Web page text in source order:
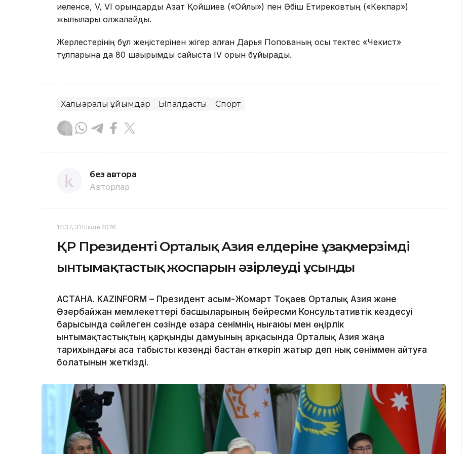
иеленсе, V, VI орындарды Азат Қойшиев («Ойлы») пен Әбіш Етирековтың («Көкпар»)
жылқылары олжалайды.
Жерлестерінің бұл жеңістерінен жігер алған Дарья Попованың осы тектес «Чекист»
тұлпарына да 80 шақырымдық сайыста IV орын бұйырады.
Халықаралық ұйымдар Ықпалдастық Спорт
без автора
Авторлар
14:37, 31 Шілде 2026
ҚР Президенті Орталық Азия елдеріне ұзақмерзімді
ынтымақтастық жоспарын әзірлеуді ұсынды
АСТАНА. KAZINFORM – Президент Қасым-Жомарт Тоқаев Орталық Азия және
Әзербайжан мемлекеттері басшыларының бейресми Консультативтік кездесуі
барысында сөйлеген сөзінде өзара сенімнің нығаюы мен өңірлік
ынтымақтастықтың қарқынды дамуының арқасында Орталық Азия жаңа
тарихындағы аса табысты кезеңді бастан өткеріп жатыр деп нық сеніммен айтуға
болатынын жеткізді.